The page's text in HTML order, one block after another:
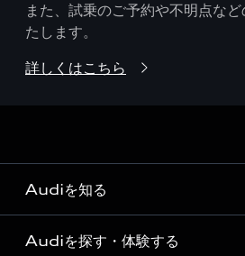
また、試乗のご予約や不明点な
たします。
詳しくはこちら
Audiを知る
Audi ブランド
Audiを探す・体験する